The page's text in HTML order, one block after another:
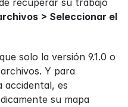
recuperar su trabajo
> Seleccionar el
solo la versión 9.1.0 o
Y para
accidental, es
su mapa